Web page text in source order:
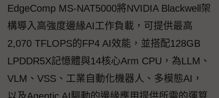
EdgeComp MS-NAT5000將NVIDIA Blackwell架
構導入高強度邊緣AI工作負載，可提供最高
2,070 TFLOPS的FP4 AI效能，並搭配128GB
LPDDR5X記憶體與14核心Arm CPU，為LLM、
VLM、VSS、工業自動化機器人、多模態AI，
以及Agentic AI驅動的邊緣應用提供所需的運算